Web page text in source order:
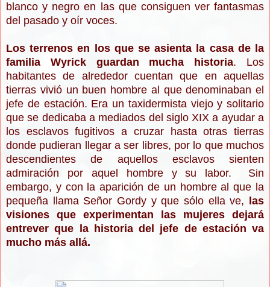
blanco y negro en las que consiguen ver fantasmas
del pasado y oír voces.
Los terrenos en los que se asienta la casa de la
familia Wyrick guardan mucha historia. Los
habitantes de alrededor cuentan que en aquellas
tierras vivió un buen hombre al que denominaban el
jefe de estación. Era un taxidermista viejo y solitario
que se dedicaba a mediados del siglo XIX a ayudar a
los esclavos fugitivos a cruzar hasta otras tierras
donde pudieran llegar a ser libres, por lo que muchos
descendientes de aquellos esclavos sienten
admiración por aquel hombre y su labor. Sin
embargo, y con la aparición de un hombre al que la
pequeña llama Señor Gordy y que sólo ella ve,
las
visiones que experimentan las mujeres dejará
entrever que la historia del jefe de estación va
mucho más allá.